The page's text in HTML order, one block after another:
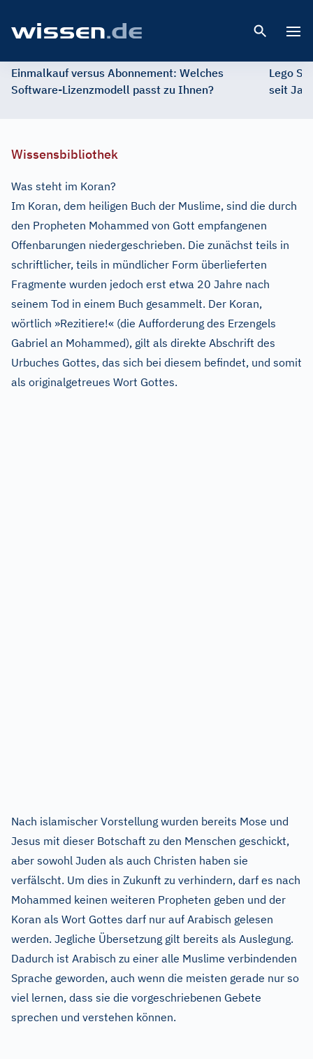
Einmalkauf versus Abonnement: Welches
Software-Lizenzmodell passt zu Ihnen?
Lego
seit
Wissensbibliothek
Was steht im Koran?
Im Koran, dem heiligen Buch der Muslime, sind die durch
den Propheten Mohammed von Gott empfangenen
Offenbarungen niedergeschrieben. Die zunächst teils in
schriftlicher, teils in mündlicher Form überlieferten
Fragmente wurden jedoch erst etwa 20 Jahre nach
seinem Tod in einem Buch gesammelt. Der Koran,
wörtlich »Rezitiere!« (die Aufforderung des Erzengels
Gabriel an Mohammed), gilt als direkte Abschrift des
Urbuches Gottes, das sich bei diesem befindet, und somit
als originalgetreues Wort Gottes.
Nach islamischer Vorstellung wurden bereits Mose und
Jesus mit dieser Botschaft zu den Menschen geschickt,
aber sowohl Juden als auch Christen haben sie
verfälscht. Um dies in Zukunft zu verhindern, darf es nach
Mohammed keinen weiteren Propheten geben und der
Koran als Wort Gottes darf nur auf Arabisch gelesen
werden. Jegliche Übersetzung gilt bereits als Auslegung.
Dadurch ist Arabisch zu einer alle Muslime verbindenden
Sprache geworden, auch wenn die meisten gerade nur so
viel lernen, dass sie die vorgeschriebenen Gebete
sprechen und verstehen können.